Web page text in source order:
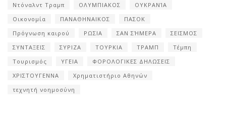
Ντόναλντ Τραμπ
ΟΛΥΜΠΙΑΚΟΣ
ΟΥΚΡΑΝΊΑ
Οικονομία
ΠΑΝΑΘΗΝΑΙΚΟΣ
ΠΑΣΟΚ
Πρόγνωση καιρού
ΡΩΣΙΑ ΣΑΝ ΣΉΜΕΡΑ
ΣΕΙΣΜΟΣ
ΣΥΝΤΑΞΕΙΣ
ΣΥΡΙΖΑ ΤΟΥΡΚΙΑ ΤΡΑΜΠ
Τέμπη
Τουρισμός
ΥΓΕΙΑ
ΦΟΡΟΛΟΓΙΚΕΣ ΔΗΛΩΣΕΙΣ
ΧΡΙΣΤΟΥΓΕΝΝΑ
Χρηματιστήριο Αθηνών
τεχνητή νοημοσύνη